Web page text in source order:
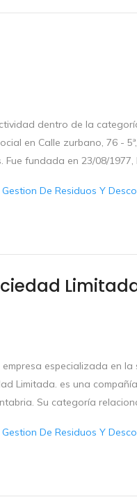
dentro de la
en Calle zurbano, 76 -
fundada en 23/08/
De Residuos Y
especializada en
Limitada. es una
Su categoría
De Residuos Y